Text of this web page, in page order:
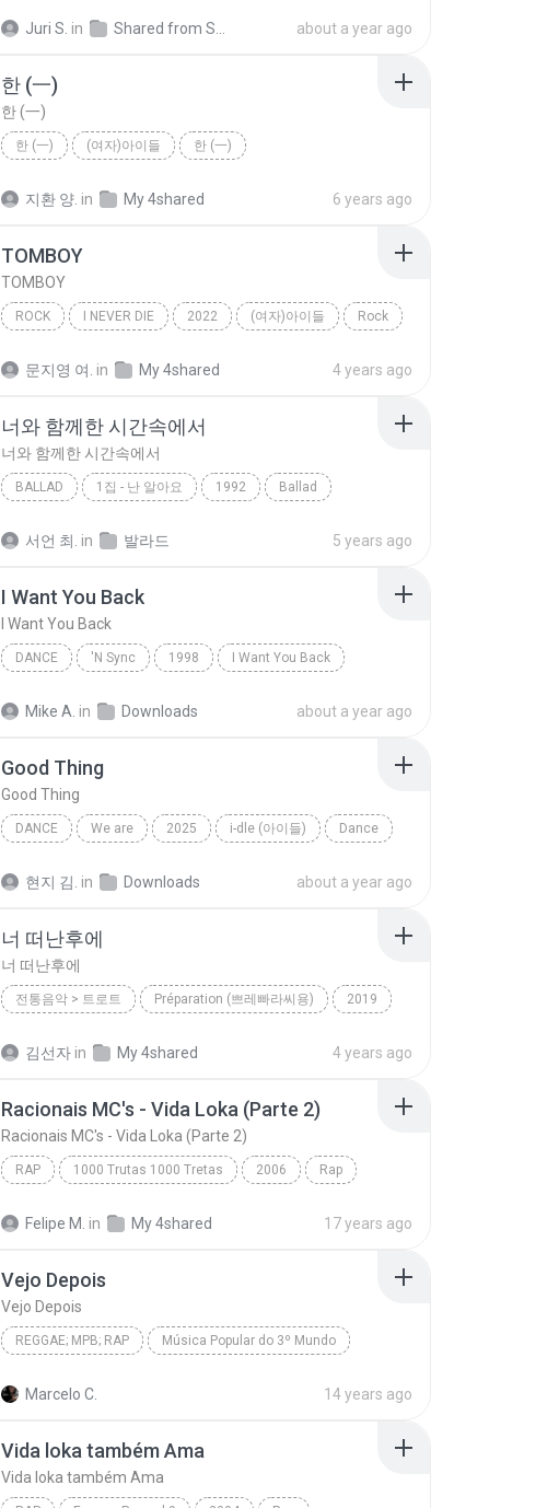
Juri S. in about a year ago
한 (一)
한 (一)
한 (一) (여자)아이들 한 (一)
지환 양. in My 4shared 6 years ago
TOMBOY
TOMBOY
ROCK I NEVER DIE 2022 (여자)아이들 Rock
문지영 여. in My 4shared 4 years ago
너와 함께한 시간속에서
너와 함께한 시간속에서
BALLAD 1집 - 난 알아요 1992 Ballad
서언 최. in 발라드 5 years ago
I Want You Back
I Want You Back
DANCE 'N Sync 1998 I Want You Back
Mike A. in Downloads about a year ago
Good Thing
Good Thing
DANCE We are 2025 i-dle (아이들) Dance
현지 김. in Downloads about a year ago
너 떠난후에
너 떠난후에
전통음악 > 트로트 Préparation (쁘레빠라씨용) 2019
김선자 in My 4shared 4 years ago
Racionais MC's - Vida Loka (Parte 2)
Racionais MC's - Vida Loka (Parte 2)
RAP 1000 Trutas 1000 Tretas 2006 Rap
Felipe M. in My 4shared 17 years ago
Vejo Depois
Vejo Depois
REGGAE; MPB; RAP Música Popular do 3º Mundo
Marcelo C. 14 years ago
Vida loka também Ama
Vida loka também Ama